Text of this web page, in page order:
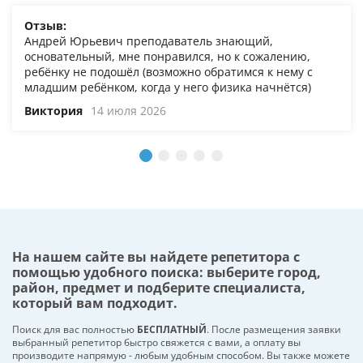
Отзыв:
Андрей Юрьевич преподаватель знающий,
основательный, мне понравился, но к сожалению,
ребёнку не подошёл (возможно обратимся к нему с
младшим ребёнком, когда у него физика начнётся)
Виктория 14 июля 2026
На нашем сайте вы найдете репетитора с
помощью удобного поиска: выберите город,
район, предмет и подберите специалиста,
который вам подходит.
Поиск для вас полностью БЕСПЛАТНЫЙ. После размещения заявки
выбранный репетитор быстро свяжется с вами, а оплату вы
производите напрямую - любым удобным способом. Вы также можете